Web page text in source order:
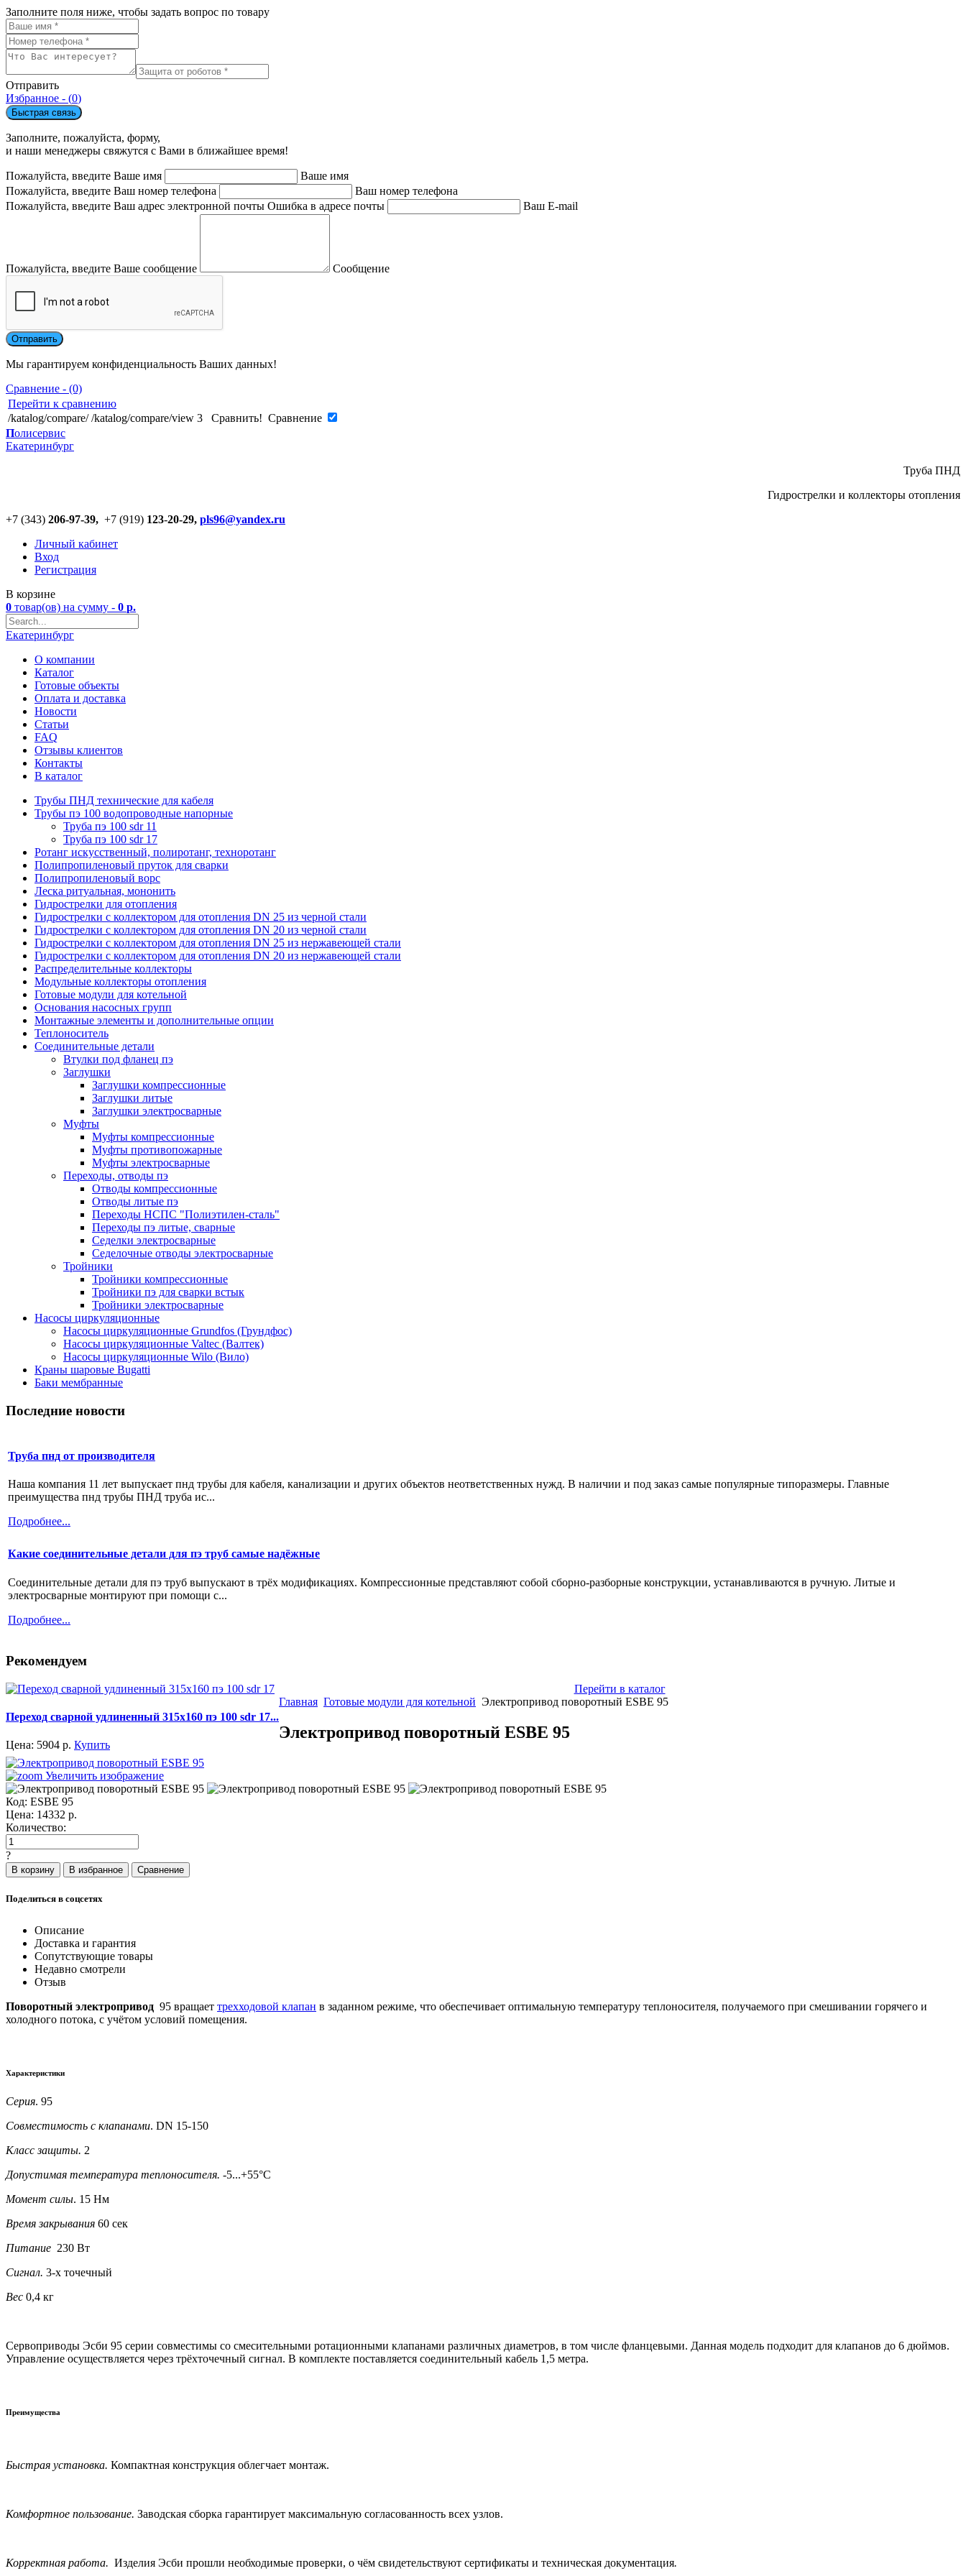
Заполните поля ниже, чтобы задать вопрос по товару
Отправить
Избранное - (0)
Быстрая связь
Заполните, пожалуйста, форму,
и наши менеджеры свяжутся с Вами в ближайшее время!
Пожалуйста, введите Ваше имя
Ваше имя
Пожалуйста, введите Ваш номер телефона
Ваш номер телефона
Пожалуйста, введите Ваш адрес электронной почты Ошибка в адресе почты Ваш E-mail
Пожалуйста, введите Ваше сообщение Сообщение
Мы гарантируем конфиденциальность Ваших данных!
Сравнение - (0)
Перейти к сравнению
/katalog/compare/ /katalog/compare/view 3 Сравнить! Cравнение
Полисервис
Екатеринбург
Труба ПНД
Гидрострелки и коллекторы отопления
+7 (343) 206-97-39, +7 (919) 123-20-29, pls96@yandex.ru
Личный кабинет
Вход
Регистрация
В корзине
0 товар(ов) на сумму - 0 р.
Екатеринбург
О компании
Каталог
Готовые объекты
Оплата и доставка
Новости
Статьи
FAQ
Отзывы клиентов
Контакты
В каталог
Трубы ПНД технические для кабеля
Трубы пэ 100 водопроводные напорные
Труба пэ 100 sdr 11
Труба пэ 100 sdr 17
Ротанг искусственный, полиротанг, техноротанг
Полипропиленовый пруток для сварки
Полипропиленовый ворс
Леска ритуальная, мононить
Гидрострелки для отопления
Гидрострелки с коллектором для отопления DN 25 из черной стали
Гидрострелки с коллектором для отопления DN 20 из черной стали
Гидрострелки с коллектором для отопления DN 25 из нержавеющей стали
Гидрострелки с коллектором для отопления DN 20 из нержавеющей стали
Распределительные коллекторы
Модульные коллекторы отопления
Готовые модули для котельной
Основания насосных групп
Монтажные элементы и дополнительные опции
Теплоноситель
Соединительные детали
Втулки под фланец пэ
Заглушки
Заглушки компрессионные
Заглушки литые
Заглушки электросварные
Муфты
Муфты компрессионные
Муфты противопожарные
Муфты электросварные
Переходы, отводы пэ
Отводы компрессионные
Отводы литые пэ
Переходы НСПС "Полиэтилен-сталь"
Переходы пэ литые, сварные
Седелки электросварные
Седелочные отводы электросварные
Тройники
Тройники компрессионные
Тройники пэ для сварки встык
Тройники электросварные
Насосы циркуляционные
Насосы циркуляционные Grundfos (Грундфос)
Насосы циркуляционные Valtec (Валтек)
Насосы циркуляционные Wilo (Вило)
Краны шаровые Bugatti
Баки мембранные
Последние новости
Труба пнд от производителя
Наша компания 11 лет выпускает пнд трубы для кабеля, канализации и других объектов неответственных нужд. В наличии и под заказ самые популярные типоразмеры. Главные
преимущества пнд трубы ПНД труба ис...
Подробнее...
Какие соединительные детали для пэ труб самые надёжные
Соединительные детали для пэ труб выпускают в трёх модификациях. Компрессионные представляют собой сборно-разборные конструкции, устанавливаются в ручную. Литые и
электросварные монтируют при помощи с...
Подробнее...
Рекомендуем
Переход сварной удлиненный 315x160 пэ 100 sdr 17...
Цена: 5904 р. Купить
Перейти в каталог
Главная Готовые модули для котельной Электропривод поворотный ESBE 95
Электропривод поворотный ESBE 95
Увеличить изображение
Код: ESBE 95
Цена: 14332 р.
Количество:
?
Поделиться в соцсетях
Описание
Доставка и гарантия
Сопутствующие товары
Недавно смотрели
Отзыв
Поворотный электропривод 95 вращает трехходовой клапан в заданном режиме, что обеспечивает оптимальную температуру теплоносителя, получаемого при смешивании горячего и
холодного потока, с учётом условий помещения.
Характеристики
Серия. 95
Совместимость с клапанами. DN 15-150
Класс защиты. 2
Допустимая температура теплоносителя. -5...+55°C
Момент силы. 15 Нм
Время закрывания 60 сек
Питание 230 Вт
Сигнал. 3-х точечный
Вес 0,4 кг
Сервоприводы Эсби 95 серии совместимы со смесительными ротационными клапанами различных диаметров, в том числе фланцевыми. Данная модель подходит для клапанов до 6 дюймов.
Управление осуществляется через трёхточечный сигнал. В комплекте поставляется соединительный кабель 1,5 метра.
Преимущества
Быстрая установка. Компактная конструкция облегчает монтаж.
Комфортное пользование. Заводская сборка гарантирует максимальную согласованность всех узлов.
Корректная работа. Изделия Эсби прошли необходимые проверки, о чём свидетельствуют сертификаты и техническая документация.